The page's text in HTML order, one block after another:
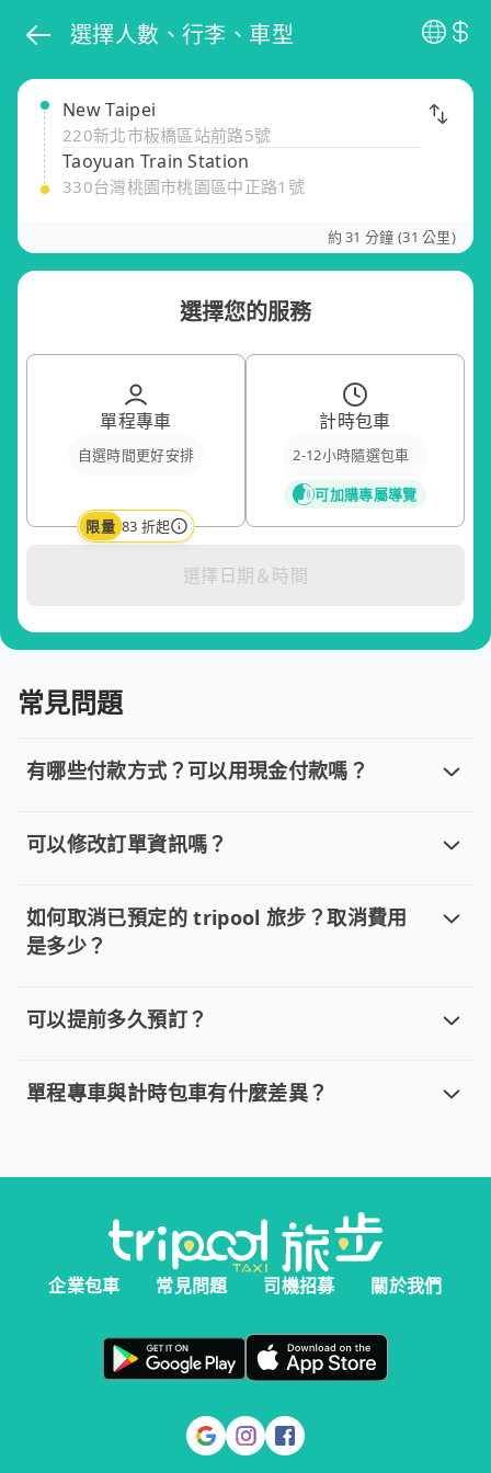
選擇人數、行李、車型
New Taipei
220新北市板橋區站前路5號
Taoyuan Train Station
330台灣桃園市桃園區中正路1號
約 31 分鐘 (31 公里)
選擇您的服務
限量 83 折起
單程專車
自選時間更好安排
計時包車
2-12小時隨選包車
可加購專屬導覽
選擇日期＆時間
常見問題
有哪些付款方式？可以用現金付款嗎？
可以修改訂單資訊嗎？
如何取消已預定的 tripool 旅步？取消費用
是多少？
可以提前多久預訂？
單程專車與計時包車有什麼差異？
企業包車 常見問題 司機招募 關於我們